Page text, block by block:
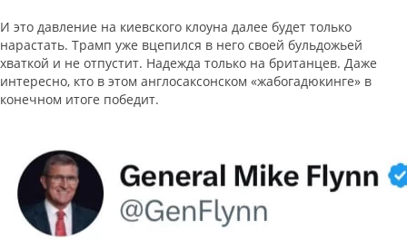
И это давление на киевского клоуна далее будет только
нарастать. Трамп уже вцепился в него своей бульдожьей
хваткой и не отпустит. Надежда только на британцев. Даже
интересно, кто в этом англосаксонском «жабогадюкинге» в
конечном итоге победит.